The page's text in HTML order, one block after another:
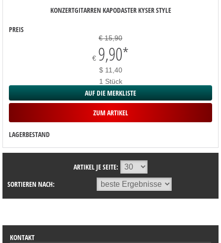
KONZERTGITARREN KAPODASTER KYSER STYLE
PREIS
€ 15,90
€ 9,90*
$ 11,40
1 Stück
AUF DIE MERKLISTE
ZUM ARTIKEL
LAGERBESTAND
ARTIKEL JE SEITE:
SORTIEREN NACH:
KONTAKT